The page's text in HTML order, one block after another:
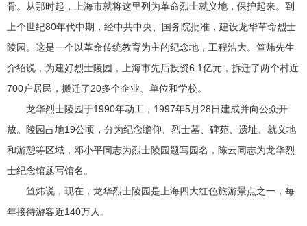
骨。从那时起，上海市就将这里列为革命烈士就义地，保护起来。到
上个世纪80年代中期，经中共中央、国务院批准，建设龙华革命烈士
陵园。这是一个以革命传统教育为主的纪念地，工程浩大。笪炜先生
介绍说，为建好烈士陵园，上海市先后投资6.1亿元，拆迁了两个村近
700户居民，搬迁了20多个企业、单位和学校。
龙华烈士陵园于1990年动工，1997年5月28日建成并向公众开
放。陵园占地19公顷，分为纪念瞻仰、烈士墓、碑苑、遗址、就义地
和游憩等区域，邓小平同志为烈士陵园题写园名，陈云同志为龙华烈
士纪念馆题写馆名。
笪炜说，现在，龙华烈士陵园是上海四大红色旅游景点之一，每
年接待游客近140万人。